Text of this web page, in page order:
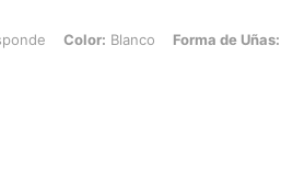
Color: Blanco, Forma de Uñas: Cuadrado
Color: Blanco Forma de Uñas: